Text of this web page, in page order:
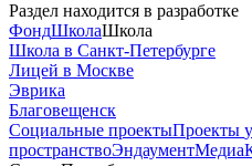
Раздел находится в разработке
ФондШколаШкола
Школа в Санкт-Петербурге
Лицей в Москве
Эврика
Благовещенск
Социальные проектыПроекты
пространствоЭндаументМедиа